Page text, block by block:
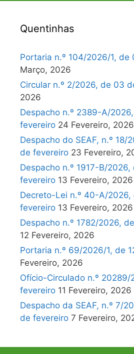
Quentinhas
Portaria n.º 104/2026/1, de
Março, 2026
Circular n.º 2/2026, de 03
2026
Despacho n.º 2389-A/
fevereiro 24 Fevereiro, 2026
Despacho do SEAF, n.º 18/
de fevereiro 23 Fevereiro,
Despacho n.º 1917-B/2026,
fevereiro 13 Fevereiro, 2026
Decreto-Lei n.º 40-A/2026,
fevereiro 13 Fevereiro, 2026
Despacho n.º 1782/2026,
12 Fevereiro, 2026
Portaria n.º 69/2026/1, de
Fevereiro, 2026
Ofício-Circulado n.º 20289/
fevereiro 11 Fevereiro, 2026
Despacho da SEAF, n.º 7/
de fevereiro 7 Fevereiro,